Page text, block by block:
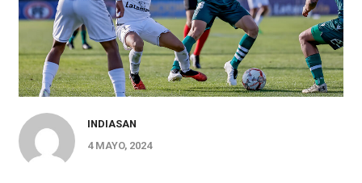
INDIASAN
4 MAYO, 2024